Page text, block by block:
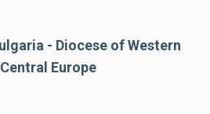
- Diocese of Western
Europe